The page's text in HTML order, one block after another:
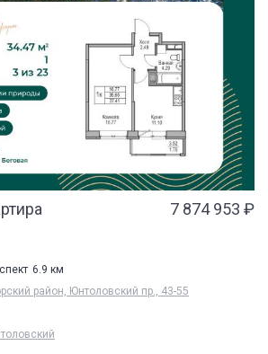
7 874 953 ₽
6.9 км
район, Юнтоловский пр., 43-55